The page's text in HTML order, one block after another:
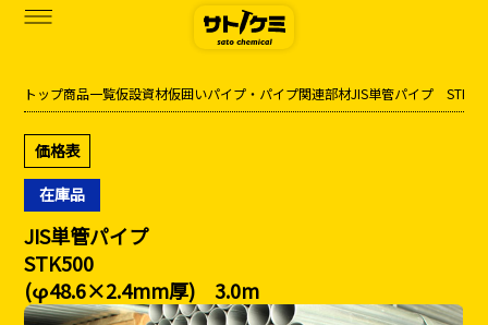
サトケミって？
ブログ
トップ商品一覧仮設資材仮囲いパイプ・パイプ関連部材JIS単管パイプ
価格表
在庫品
JIS単管パイプ
STK500
(φ48.6×2.4mm厚) 3.0m